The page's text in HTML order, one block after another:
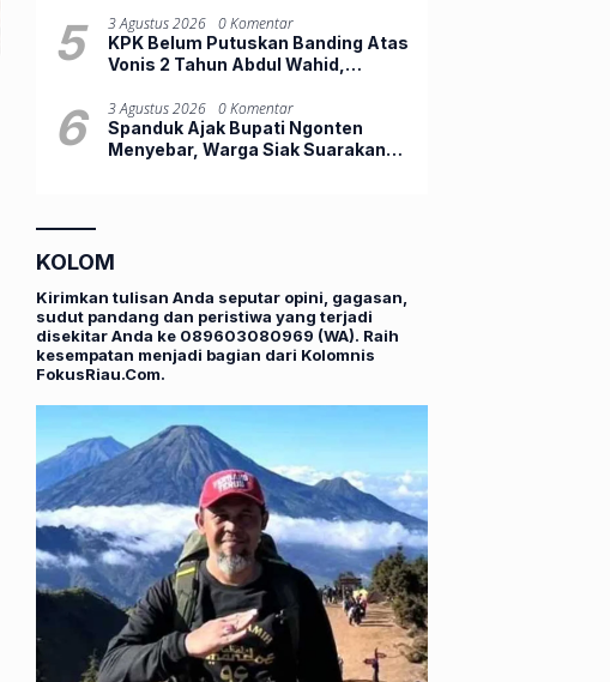
5 3 Agustus 2026
0 Komentar
KPK Belum Putuskan Banding Atas
Vonis 2 Tahun Abdul Wahid,
6 3 Agustus 2026
0 Komentar
Spanduk Ajak Bupati Ngonten
Menyebar, Warga Siak Suarakan
KOLOM
Kirimkan tulisan Anda seputar opini, gagasan,
sudut pandang dan peristiwa yang terjadi
disekitar Anda ke 089603080969 (WA). Raih
kesempatan menjadi bagian dari Kolomnis
FokusRiau.Com.